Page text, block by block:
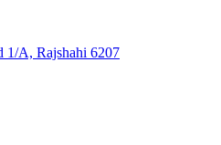
1/A, Rajshahi 6207